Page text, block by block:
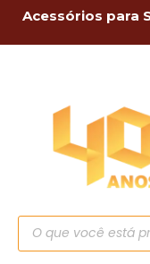
Acessórios para